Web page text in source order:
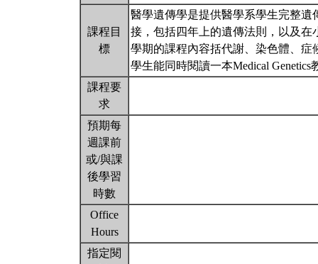
課程目
標
醫學遺傳學是提供醫學系學生完整
接，包括四年上的遺傳法則，以及
學期的課程內容括代謝、染色體、
學生能同時閱讀一本Medical Genetics
課程要
求
預期每
週課前
或/與課
後學習
時數
Office
Hours
指定閱